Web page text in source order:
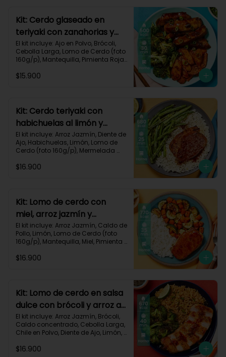
Kit: Cerdo glaseado en
teriyaki con zanahorias y
brócoli asados-125
El kit incluye: Ajo en Polvo, Brócoli,
Cebolla Larga, Lomo de Cerdo (foto
160g/p), Mantequilla, Pimienta Roja,
Impresa.
$15.900
Kit: Cerdo teriyaki con
habichuelas al limón y
arroz al ajillo-3
El kit incluye: Arroz Jazmín, Diente de
Ajo, Habichuelas, Limón, Lomo de
Cerdo (foto 160g/p), Mermelada
Impresa.
$16.900
Kit: Lomo de cerdo con
miel, arroz jazmín y
verduras al limón-76
El kit incluye: Arroz Jazmín, Caldo de
Pollo, Limón, Lomo de Cerdo (foto
160g/p), Mantequilla, Miel, Pimienta
Receta Impresa.
$16.900
Kit: Lomo de cerdo en salsa
dulce con brócoli y arroz al
chile-91
El kit incluye: Arroz Jazmín, Brócoli,
Caldo concentrado, Cebolla Larga,
Chile en Polvo, Diente de Ajo, Limón,
Mantequilla, Mermelada Roja,
$16.900